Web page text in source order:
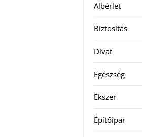
Albérlet
Biztosítás
Divat
Egészség
Ékszer
Építőipar